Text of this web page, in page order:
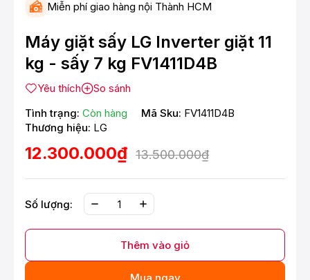
Miễn phí giao hàng nội Thành HCM
Máy giặt sấy LG Inverter giặt 11
kg - sấy 7 kg FV1411D4B
Yêu thích
So sánh
Tình trạng: Còn hàng Mã Sku: FV1411D4B
Thương hiệu: LG
12.300.000₫ 13.500.000₫
Số lượng:
Thêm vào giỏ